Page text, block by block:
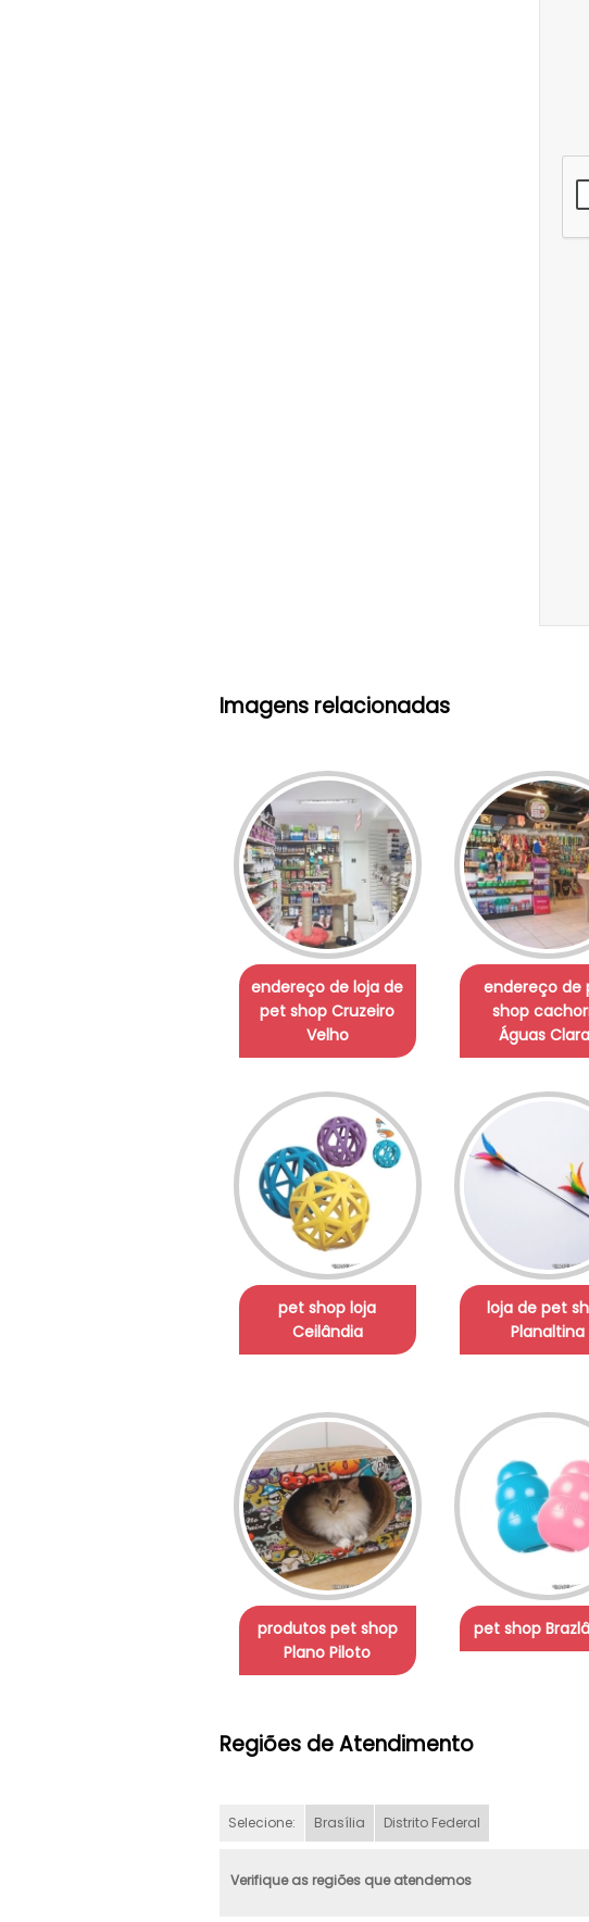
Imagens relacionadas
endereço de loja de
pet shop Cruzeiro
Velho
endereço de
shop
Águas
pet shop loja
Ceilândia
loja de pet
Planaltina
produtos pet shop
Plano Piloto
pet shop
Regiões de Atendimento
Selecione: Brasília Distrito Federal
Verifique as regiões que atendemos